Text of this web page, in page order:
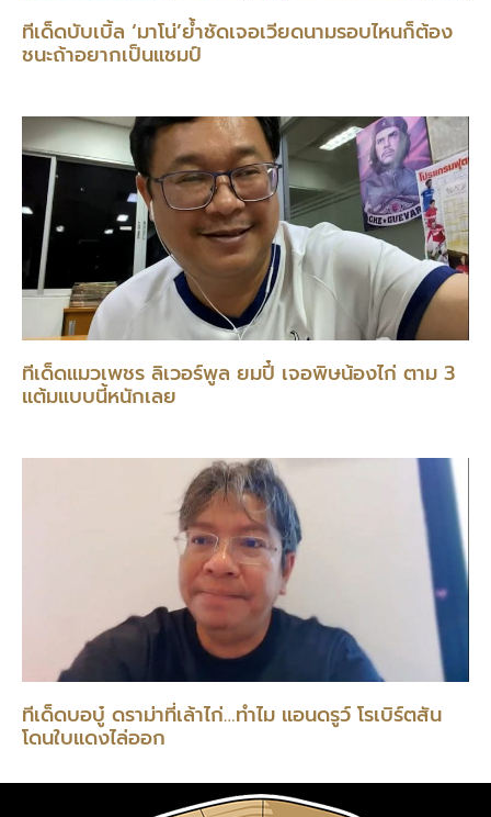
ทีเด็ดบับเบิ้ล ‘มาโน่’ย้ำชัดเจอเวียดนามรอบไหนก็ต้อง
ชนะถ้าอยากเป็นแชมป์
ทีเด็ดแมวเพชร ลิเวอร์พูล ยมปี๋ เจอพิษน้องไก่ ตาม 3
แต้มแบบนี้หนักเลย
ทีเด็ดบอบู๋ ดราม่าที่เล้าไก่…ทำไม แอนดรูว์ โรเบิร์ตสัน
โดนใบแดงไล่ออก